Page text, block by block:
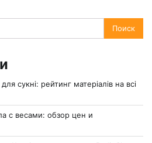
сукні: рейтинг матеріалів на всі
с весами: обзор цен и